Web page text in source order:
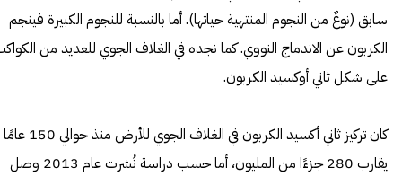
سابق (نوعٌ من النجوم المنتهية حياتها). أما بالنسبة للنجوم الكبيرة فينجم
الكربون عن الاندماج النووي. كما نجده في الغلاف الجوي للعديد من
على شكل ثاني أوكسيد الكربون.
كان تركيز ثاني أكسيد الكربون في الغلاف الجوي للأرض منذ حوالي 150 عامًا
يقارب 280 جزءًا من المليون، أما حسب دراسة نُشرت عام 2013 وصل